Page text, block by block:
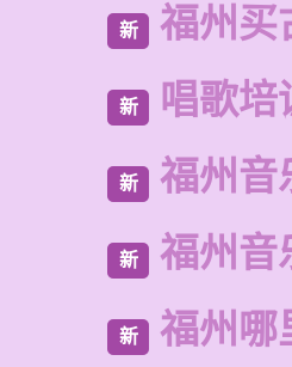
新 福州买
新 唱歌培
新 福州音
新 福州音
新 福州哪